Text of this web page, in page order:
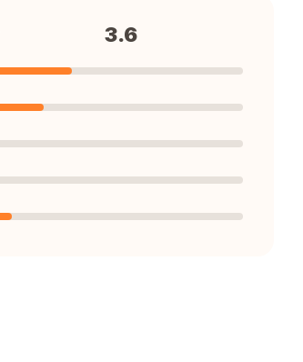
3.6